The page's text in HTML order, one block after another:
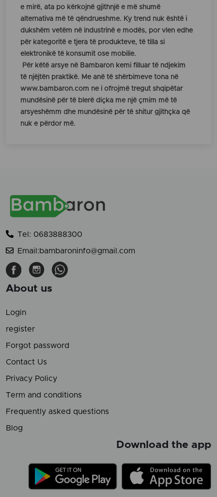
e mirë, ata po kërkojnë gjithnjë e më shumë
alternativa më të qëndrueshme. Ky trend nuk është i
dukshëm vetëm në industrinë e modës, por vlen edhe
për kategoritë e tjera të produkteve, të tilla si
elektronikë të konsumit ose mobilie.
Për këtë arsye në Bambaron kemi filluar të ndjekim
të njëjtën praktikë. Me anë të shërbimeve tona në
www.bambaron.com ne i ofrojmë tregut shqipëtar
mundësinë për të blerë diçka me një çmim më të
arsyeshëmm dhe mundësinë për të shitur gjithçka që
nuk e përdor më.
Tel: 0683888300
Email:bambaroninfo@gmail.com
About us
Login
register
Forgot password
Contact Us
Privacy Policy
Term and conditions
Frequently asked questions
Blog
Download the app